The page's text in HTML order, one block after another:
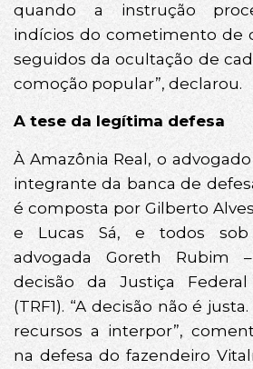
quando a instrução
indícios do cometimento de
seguidos da ocultação de
comoção popular”, declarou.
A tese da legítima defesa
À Amazônia Real, o
integrante da banca de
é composta por Gilberto
e Lucas Sá, e todos sob
advogada Goreth Rubim
decisão da Justiça
(TRF1). “A decisão não é
recursos a interpor”,
na defesa do fazendeiro